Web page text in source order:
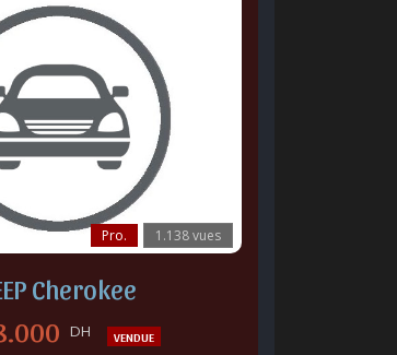
Pro. 1.138 vues
Cherokee
DH VENDUE